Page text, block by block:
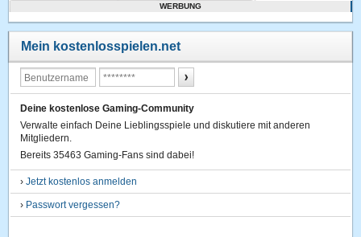
WERBUNG
Mein kostenlosspielen.net
Deine kostenlose Gaming-Community
Verwalte einfach Deine Lieblingsspiele und diskutiere mit anderen
Mitgliedern.
Bereits 35463 Gaming-Fans sind dabei!
›Jetzt kostenlos anmelden
› Passwort vergessen?